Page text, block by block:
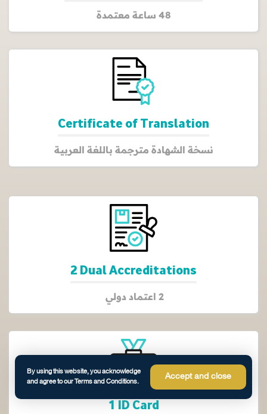
48 ساعة معتمدة
Certificate of Translation
نسخة الشهادة مترجمة باللغة العربية
2 Dual Accreditations
2 اعتماد دولي
1 ID Card
By using this website, you acknowledge
and agree to our Terms and Conditions.
Accept and close